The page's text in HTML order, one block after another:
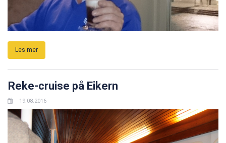
Les mer
Reke-cruise på Eikern
19.08.2016